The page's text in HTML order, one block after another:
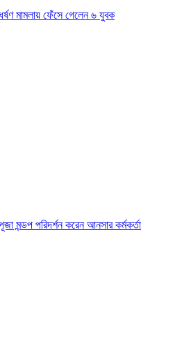
মামলায় ফেঁসে গেলেন ৬ যুবক
মন্ডপ পরিদর্শন করেন আনসার কর্মকর্তা